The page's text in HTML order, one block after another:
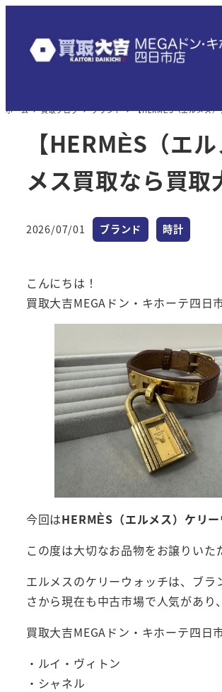
テ
ホーム 買取ブログ ブランド 【HERMÈS（エルメス
【HERMÈS（エ
メス買取なら買
投稿日
2026/07/01 カテゴリー
ブランド カテゴリー
時計
こんにちは！
買取大吉MEGAドン・キホーテ四日
今回はHERMÈS（エルメス）ケリ
この度は大切なお品物をお譲りいた
エルメスのケリーウォッチは、ブ
さから現在も中古市場で人気があ
買取大吉MEGAドン・キホーテ四日
・ルイ・ヴィトン
・シャネル